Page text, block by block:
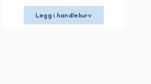
Legg i handlekurv